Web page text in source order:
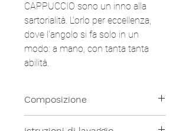
CAPPUCCIO sono un inno alla
sartorialità. L'orlo per eccellenza,
dove l'angolo si fa solo in un
modo: a mano, con tanta tanta
abilità.
Composizione